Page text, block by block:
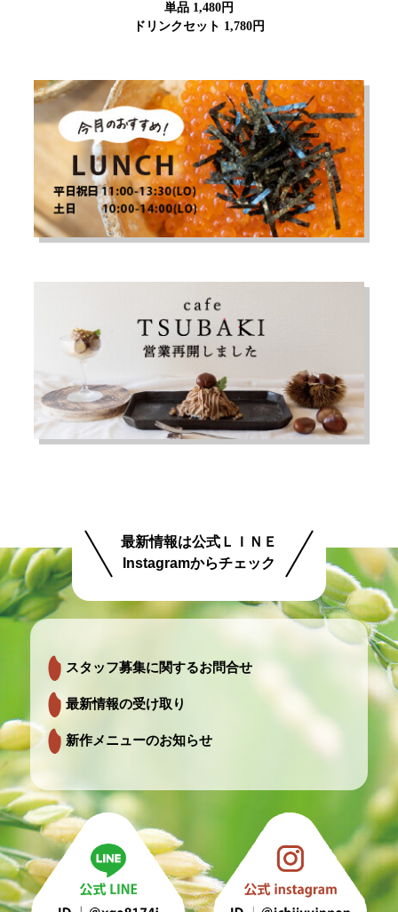
単品 1,480円
ドリンクセット 1,780円
最新情報は公式ＬＩＮＥ
Instagramからチェック
スタッフ募集に関するお問合せ
最新情報の受け取り
新作メニューのお知らせ